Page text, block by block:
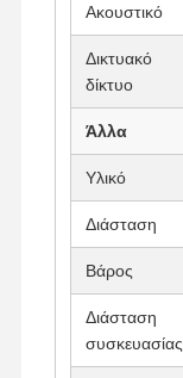
Μίνι PC Γραφείου
Ακουστικό
Δικτυακό
δίκτυο
Άλλα
Υλικό
Διάσταση
Βάρος
Διάσταση
συσκευασίας